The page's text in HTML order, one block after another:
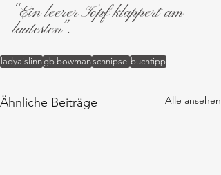
“Ein leerer Topf klappert am
lautesten”.
ladyaislinn gb bowmanschnipsel buchtipp
Ähnliche Beiträge Alle ansehen